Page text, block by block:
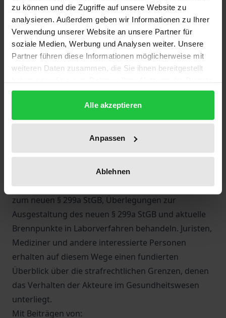
zu können und die Zugriffe auf unsere Website zu
analysieren. Außerdem geben wir Informationen zu Ihrer
Verwendung unserer Website an unsere Partner für
soziale Medien, Werbung und Analysen weiter. Unsere
Partner führen diese Informationen möglicherweise mit
weiteren Daten zusammen, die Sie ihnen bereitgestellt
gesammelt haben.
Alle akzeptieren
Anpassen
Ablehnen
Das Arztstrafrecht steht mehr denn je im Fokus der
öffentlichen und fachwissenschaftlichen
Aufmerksamkeit. Die Aufgabenfelder der auf dem
Gebiet des Medizinrechts tätigen Juristen sind so
vielseitig wie verschieden. Dem dadurch für die
entstandenen Orientierungsbedarf widmete sich
und Wissenschaftlern gehaltenen Referate, die
strafrechtliche Risiken in der Chefarztambulanz,
strafrechtliche Haftung von Entscheidungsträgern
im Krankenhaus, kriminologische Vorüberlegungen
zum neuen § 299a StGB, Überlegungen zur
Ausgestaltung des neuen § 299a StGB und aktuelle
Brennpunkte in Laborverfahren behandeln. Juristen,
Mediziner und andere interessierte Personen
erhalten auf diesem Wege einen fundierten
Überblick über die strafrechtlichen Grenzen, denen
das Verhalten der Akteure im Gesundheitswesen
unterliegt.
Mit Beiträgen von: